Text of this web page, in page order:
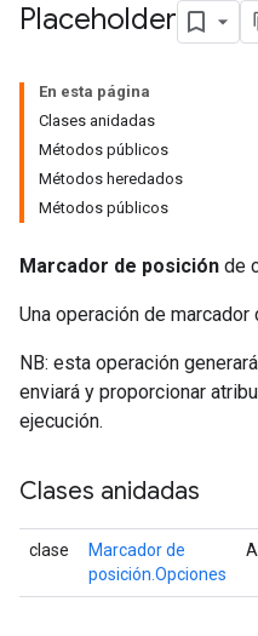
Placeholder
En esta página
Clases anidadas
Métodos públicos
Métodos heredados
Métodos públicos
Marcador de posición de
Una operación de
NB: esta operación
enviará y proporcionar
ejecución.
Clases anidadas
clase
Marcador de
posición.Opciones